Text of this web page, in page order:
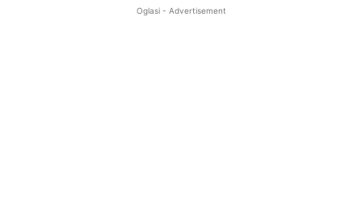
Oglasi - Advertisement